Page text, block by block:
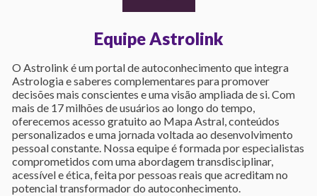
Equipe Astrolink
O Astrolink é um portal de autoconhecimento que integra
Astrologia e saberes complementares para promover
decisões mais conscientes e uma visão ampliada de si. Com
mais de 17 milhões de usuários ao longo do tempo,
oferecemos acesso gratuito ao Mapa Astral, conteúdos
personalizados e uma jornada voltada ao desenvolvimento
pessoal constante. Nossa equipe é formada por especialistas
comprometidos com uma abordagem transdisciplinar,
acessível e ética, feita por pessoas reais que acreditam no
potencial transformador do autoconhecimento.